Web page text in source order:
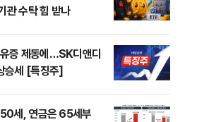
관 수탁 힘 받나
증 제동에…SK디앤디
승세 [특징주]
세, 연금은 65세부